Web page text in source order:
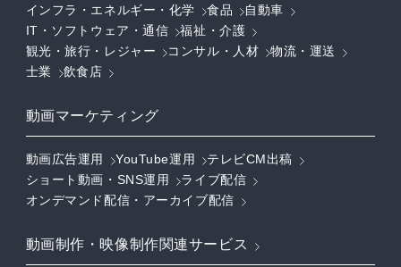
インフラ・エネルギー・化学
食品
自動車
IT・ソフトウェア・通信
福祉・介護
観光・旅行・レジャー
コンサル・人材
物流・運送
士業
飲食店
動画マーケティング
動画広告運用 YouTube運用
テレビCM出稿
ショート動画・SNS運用
ライブ配信
オンデマンド配信・アーカイブ配信
動画制作・映像制作関連サービス